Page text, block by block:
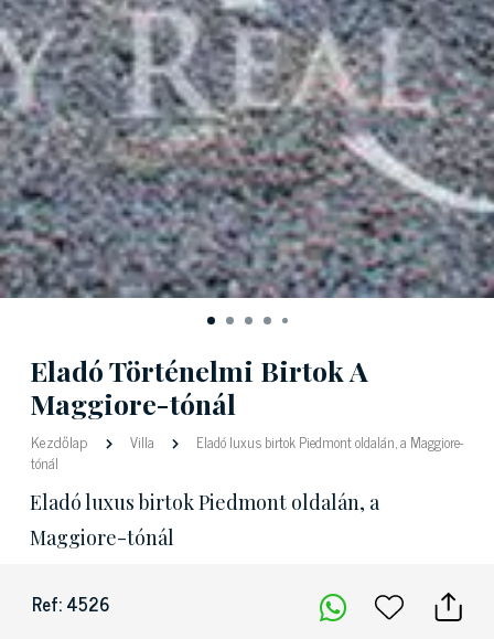
Eladó Történelmi Birtok A
Maggiore-tónál
Kezdőlap Villa
Eladó luxus birtok Piedmont oldalán, a Maggiore-
tónál
Eladó luxus birtok Piedmont oldalán, a
Maggiore-tónál
Ref: 4526